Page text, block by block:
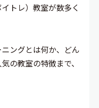
トレ）教室が数多く
ングとは何か、どん
の教室の特徴まで、